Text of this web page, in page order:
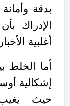
بدقة
الإدراك
أغلبية
أما الخلط
إشكالية
حيث